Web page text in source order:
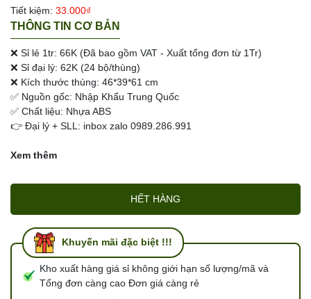
Tiết kiệm: 33.000₫
THÔNG TIN CƠ BẢN
❌ Sỉ lẻ 1tr: 66K (Đã bao gồm VAT - Xuất tổng đơn từ 1Tr)
❌ Sỉ đại lý: 62K (24 bộ/thùng)
❌ Kích thước thùng: 46*39*61 cm
✅ Nguồn gốc: Nhập Khẩu Trung Quốc
✅ Chất liệu: Nhựa ABS
👉 Đại lý + SLL: inbox zalo 0989.286.991
Xem thêm
HẾT HÀNG
Khuyến mãi đặc biệt !!!
Kho xuất hàng giá sỉ không giới hạn số lượng/mã và
Tổng đơn càng cao Đơn giá càng rẻ